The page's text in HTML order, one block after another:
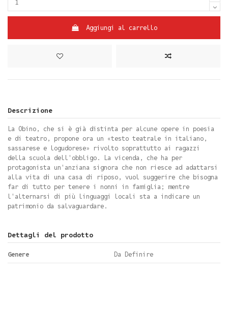
Aggiungi al carrello
Descrizione
La Obino, che si è già distinta per alcune opere in poesia
e di teatro, propone ora un «testo teatrale in italiano,
sassarese e logudorese» rivolto soprattutto ai ragazzi
della scuola dell'obbligo. La vicenda, che ha per
protagonista un'anziana signora che non riesce ad adattarsi
alla vita di una casa di riposo, vuol suggerire che bisogna
far di tutto per tenere i nonni in famiglia; mentre
l'alternarsi di più linguaggi locali sta a indicare un
patrimonio da salvaguardare.
Dettagli del prodotto
Genere Da Definire